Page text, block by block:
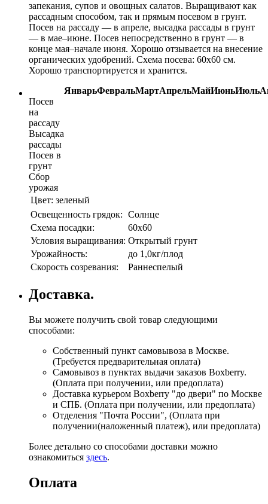
запекания, супов и овощных салатов. Выращивают как
рассадным способом, так и прямым посевом в грунт.
Посев на рассаду — в апреле, высадка рассады в грунт
— в мае–июне. Посев непосредственно в грунт — в
конце мая–начале июня. Хорошо отзывается на внесение
органических удобрений. Схема посева: 60х60 см.
Хорошо транспортируется и хранится.
ЯнварьФевральМартАпрельМайИюньИюль
Посев
на
рассаду
Высадка
рассады
Посев в
грунт
Сбор
урожая
Цвет: зеленый
Освещенность грядок: Солнце
Схема посадки:
60х60
Условия выращивания: Открытый грунт
Урожайность:
до 1,0кг/плод
Скорость созревания:
Раннеспелый
Доставка.
Вы можете получить свой товар следующими
способами:
Собственный пункт самовывоза в Москве.
(Требуется предварительная оплата)
Самовывоз в пунктах выдачи заказов Boxberry.
(Оплата при получении, или предоплата)
Доставка курьером Boxberry "до двери" по Москве
и СПБ. (Оплата при получении, или предоплата)
Отделения "Почта России", (Оплата при
получении(наложенный платеж), или предоплата)
Более детально со способами доставки можно
ознакомиться здесь.
Оплата